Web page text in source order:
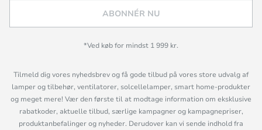
ABONNÉR NU
*Ved køb for mindst 1 999 kr.
Tilmeld dig vores nyhedsbrev og få gode tilbud på vores store udvalg af
lamper og tilbehør, ventilatorer, solcellelamper, smart home-produkter
og meget mere! Vær den første til at modtage information om eksklusive
rabatkoder, aktuelle tilbud, særlige kampagner og kampagnepriser,
produktanbefalinger og nyheder. Derudover kan vi sende indhold fra